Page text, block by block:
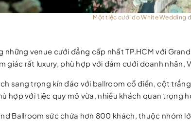
Một tiệc cưới do White Wedding
những venue cưới đẳng cấp nhất TP.HCM với
giác rất luxury, phù hợp với đám cưới doanh
sang trọng kín đáo với ballroom cổ điển, cột
hợp với tiệc quy mô vừa, nhiều khách quan trọng
Ballroom sức chứa hơn 800 khách, thuộc nhóm